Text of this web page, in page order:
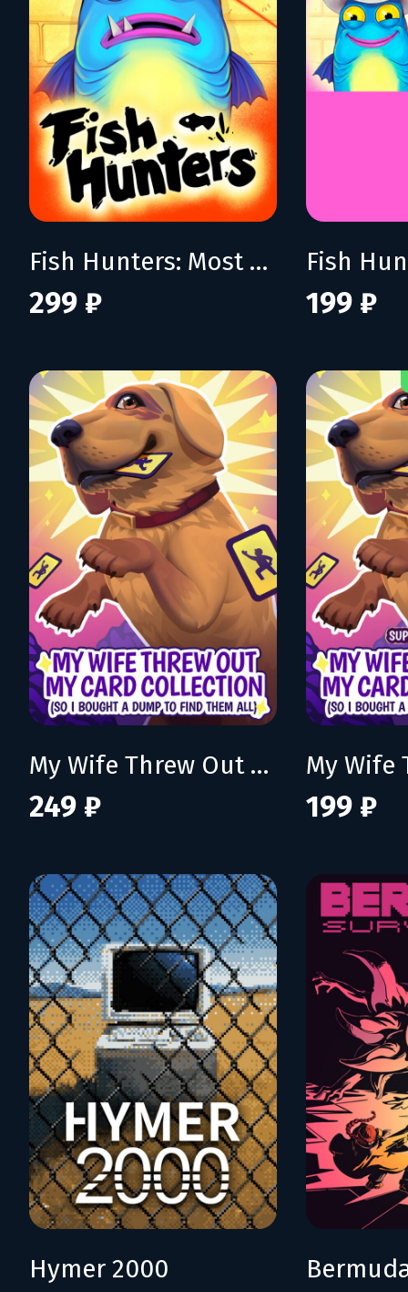
Fish Hunters: Most Lethal Fishing Simulator
299 ₽ 199 ₽
My Wife Threw Out My Card Collection (So I Bought a Dump to Find Them All)
249 ₽ 199 ₽
Hymer 2000